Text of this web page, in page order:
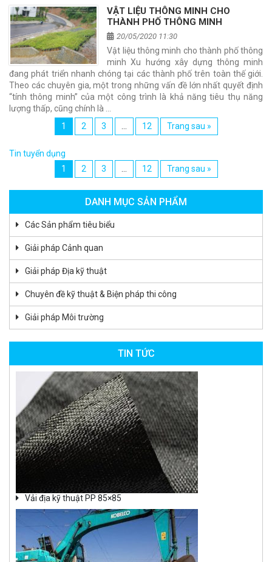
VẬT LIỆU THÔNG MINH CHO
THÀNH PHỐ THÔNG MINH
20/05/2020 11:30
Vật liệu thông minh cho thành phố thông
minh Xu hướng xây dựng thông minh
đang phát triển nhanh chóng tại các thành phố trên toàn thế giới.
Theo các chuyên gia, một trong những vấn đề lớn nhất quyết định
“tính thông minh” của một công trình là khả năng tiêu thụ năng
lượng thấp, cũng chính là …
1
2 3 12 Trang sau »
Tin tuyển dụng
1
2 3 12 Trang sau »
DANH MỤC SẢN PHẨM
Các Sản phẩm tiêu biểu
Giải pháp Cảnh quan
Giải pháp Địa kỹ thuật
Chuyên đề kỹ thuật & Biện pháp thi công
Giải pháp Môi trường
TIN TỨC
Vải địa kỹ thuật PP 85×85